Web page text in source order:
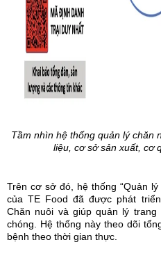
Tầm nhìn hệ thống quản lý chăn
liệu, cơ sở sản xuất, cơ
Trên cơ sở đó, hệ thống “Quản
của TE Food đã được phát
Chăn nuôi và giúp quản lý
chóng. Hệ thống này theo dõi
bệnh theo thời gian thực.